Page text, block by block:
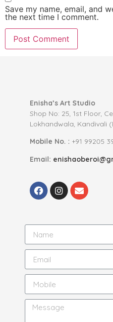
Save my name, email, and
the next time I comment.
Enisha’s Art Studio
Shop No: 25, 1st Floor,
Lokhandwala, Kandivali
Mobile No. : +91 99205
Email: